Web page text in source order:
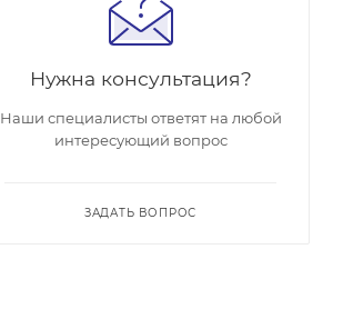
Нужна консультация?
Наши специалисты ответят на любой
интересующий вопрос
ЗАДАТЬ ВОПРОС